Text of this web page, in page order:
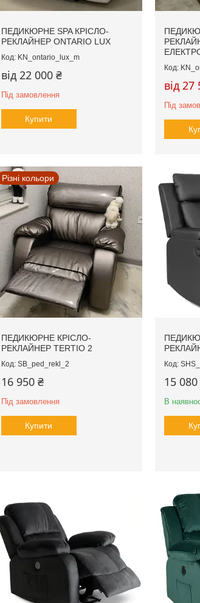
ПЕДИКЮРНЕ SPA КРІСЛО-
РЕКЛАЙНЕР ONTARIO LUX
KN_ontario_lux_m
від 22 000 ₴
Під замовлення
Купити
від 27
Під
Різні кольори
ПЕДИКЮРНЕ КРІСЛО-
РЕКЛАЙНЕР TERTIO 2
SB_ped_rekl_2
16 950 ₴
Під замовлення
Купити
15
В